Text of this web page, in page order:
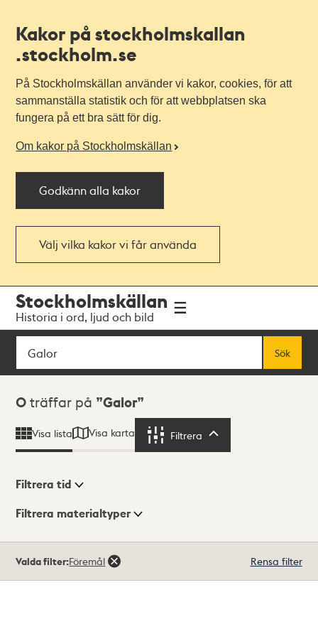
Kakor på stockholmskallan
.stockholm.se
På Stockholmskällan använder vi kakor, cookies, för att
sammanställa statistik och för att webbplatsen ska
fungera på ett bra sätt för dig.
Om kakor på Stockholmskällan
Godkänn alla kakor
Välj vilka kakor vi får använda
navigationen
huvudinnehållet
Stockholmskällan
Historia i ord, ljud och bild
Sök
Sök
Sökresultat
0 träffar på Galor
Visa lista Visa karta Filtrera
Visningsläge
Filtrera tid
Filtrera materialtyper
träffar
Valda filter:Föremål Rensa filter